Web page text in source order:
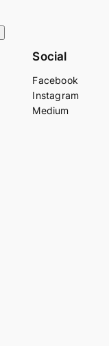
Social
Facebook
Instagram
Medium